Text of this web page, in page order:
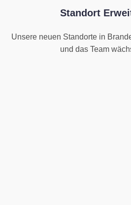
Standort
Unsere neuen Standorte in
und das Team